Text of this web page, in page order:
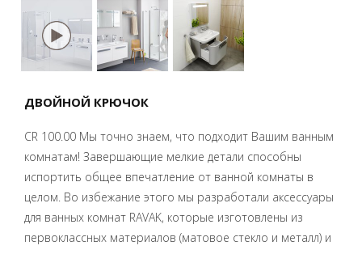
ДВОЙНОЙ КРЮЧОК
CR 100.00 Мы точно знаем, что подходит Вашим ванным
комнатам! Завершающие мелкие детали способны
испортить общее впечатление от ванной комнаты в
целом. Во избежание этого мы разработали аксессуары
для ванных комнат RAVAK, которые изготовлены из
первоклассных материалов (матовое стекло и металл) и